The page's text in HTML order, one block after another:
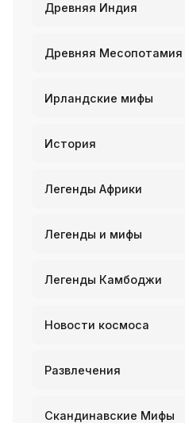
Древняя Индия
Древняя Месопотамия
Ирландские мифы
История
Легенды Африки
Легенды и мифы
Легенды Камбоджи
Новости космоса
Развлечения
Скандинавские Мифы